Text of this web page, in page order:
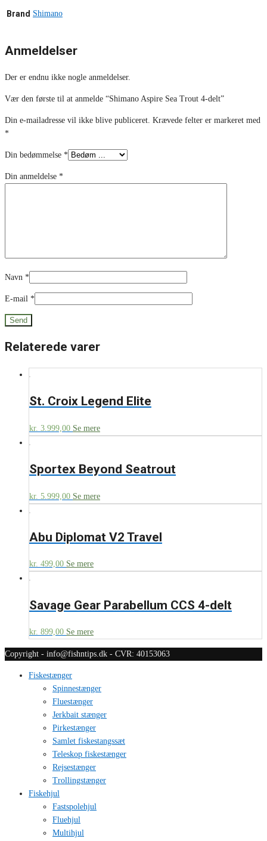
Brand Shimano
Anmeldelser
Der er endnu ikke nogle anmeldelser.
Vær den første til at anmelde “Shimano Aspire Sea Trout 4-delt”
Din e-mailadresse vil ikke blive publiceret. Krævede felter er markeret med
*
Din bedømmelse *
Din anmeldelse *
Navn *
E-mail *
Relaterede varer
St. Croix Legend Elite
kr. 3.999,00 Se mere
Sportex Beyond Seatrout
kr. 5.999,00 Se mere
Abu Diplomat V2 Travel
kr. 499,00 Se mere
Savage Gear Parabellum CCS 4-delt
kr. 899,00 Se mere
Copyright - info@fishntips.dk - CVR: 40153063
Fiskestænger
Spinnestænger
Fluestænger
Jerkbait stænger
Pirkestænger
Samlet fiskestangssæt
Teleskop fiskestænger
Rejsestænger
Trollingstænger
Fiskehjul
Fastspolehjul
Fluehjul
Multihjul